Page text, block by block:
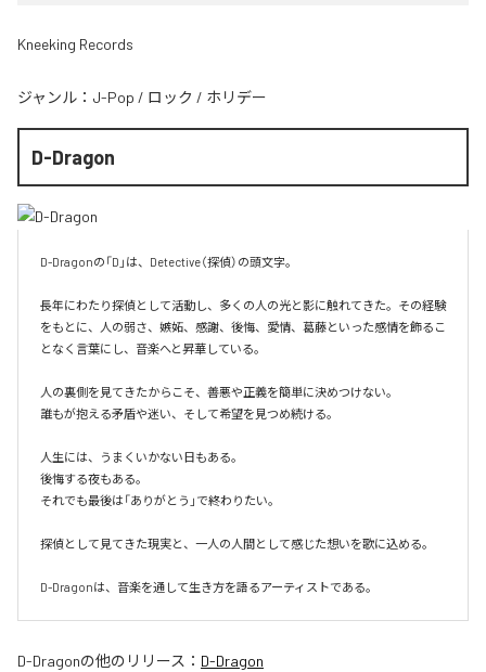
Kneeking Records
ジャンル： J-Pop / ロック / ホリデー
D-Dragon
D-Dragonの「D」は、Detective（探偵）の頭文字。
長年にわたり探偵として活動し、多くの人の光と影に触れてきた。その経験
をもとに、人の弱さ、嫉妬、感謝、後悔、愛情、葛藤といった感情を飾るこ
となく言葉にし、音楽へと昇華している。
人の裏側を見てきたからこそ、善悪や正義を簡単に決めつけない。
誰もが抱える矛盾や迷い、そして希望を見つめ続ける。
人生には、うまくいかない日もある。
後悔する夜もある。
それでも最後は「ありがとう」で終わりたい。
探偵として見てきた現実と、一人の人間として感じた想いを歌に込める。
D-Dragonは、音楽を通して生き方を語るアーティストである。
D-Dragonの他のリリース： D-Dragon